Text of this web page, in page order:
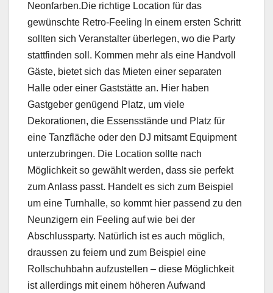
Neonfarben.Die richtige Location für das
gewünschte Retro-Feeling In einem ersten Schritt
sollten sich Veranstalter überlegen, wo die Party
stattfinden soll. Kommen mehr als eine Handvoll
Gäste, bietet sich das Mieten einer separaten
Halle oder einer Gaststätte an. Hier haben
Gastgeber genügend Platz, um viele
Dekorationen, die Essensstände und Platz für
eine Tanzfläche oder den DJ mitsamt Equipment
unterzubringen. Die Location sollte nach
Möglichkeit so gewählt werden, dass sie perfekt
zum Anlass passt. Handelt es sich zum Beispiel
um eine Turnhalle, so kommt hier passend zu den
Neunzigern ein Feeling auf wie bei der
Abschlussparty. Natürlich ist es auch möglich,
draussen zu feiern und zum Beispiel eine
Rollschuhbahn aufzustellen – diese Möglichkeit
ist allerdings mit einem höheren Aufwand